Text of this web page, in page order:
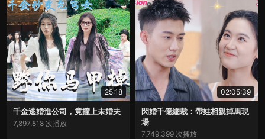
25:18
千金逃婚進公司，竟撞上未婚夫
7,897,818 次播放
02:05:39
閃婚千億總裁：帶娃相親掉馬現
場
7,749,399 次播放